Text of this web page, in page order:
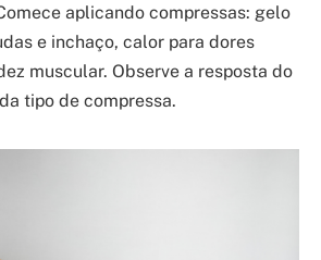
aplicando compressas: gelo
e inchaço, calor para dores
muscular. Observe a resposta do
tipo de compressa.